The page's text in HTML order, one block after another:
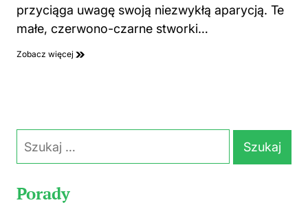
przyciąga uwagę swoją niezwykłą aparycją. Te
małe, czerwono-czarne stworki…
Zobacz więcej
Szukaj:
Porady